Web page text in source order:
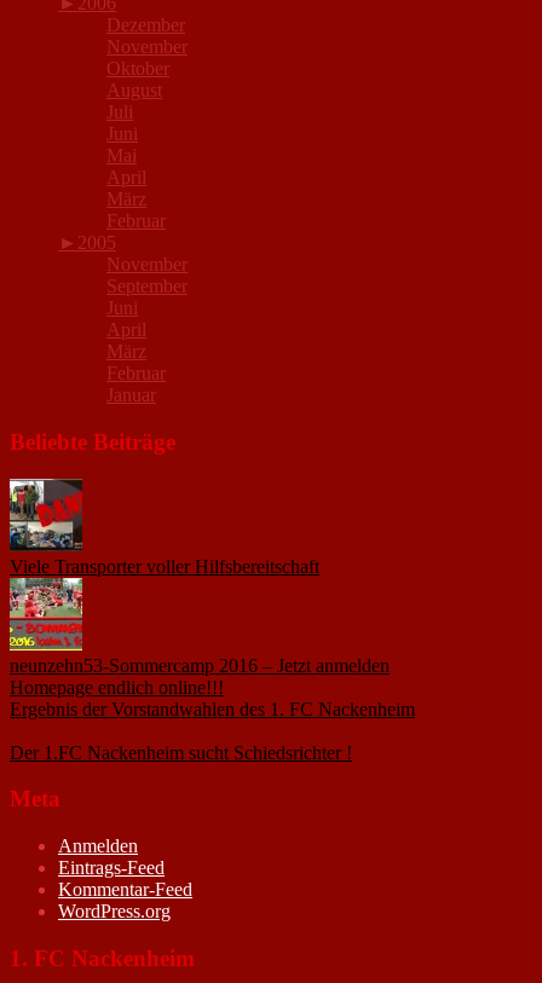
Dezember
November
Oktober
August
Juli
Juni
Mai
April
März
Februar
► 2005
November
September
Juni
April
März
Februar
Januar
Beliebte Beiträge
Viele Transporter voller Hilfsbereitschaft
neunzehn53-Sommercamp 2016 – Jetzt anmelden
Homepage endlich online!!!
Ergebnis der Vorstandwahlen des 1. FC Nackenheim
Der 1.FC Nackenheim sucht Schiedsrichter !
Meta
Anmelden
Eintrags-Feed
Kommentar-Feed
WordPress.org
1. FC Nackenheim